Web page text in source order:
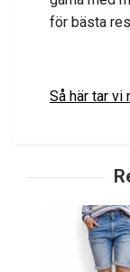
för bästa
Så här tar vi